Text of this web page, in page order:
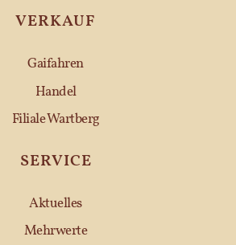
VERKAUF
Gaifahren
Handel
Filiale Wartberg
SERVICE
Aktuelles
Mehrwerte